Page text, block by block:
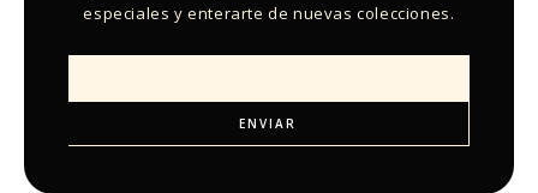
especiales y enterarte de nuevas colecciones.